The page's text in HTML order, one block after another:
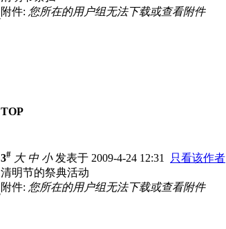
附件: 您所在的用户组无法下载或查看附件
TOP
3# 大 中 小发表于 2009-4-24 12:31
只看该作者
清明节的祭典活动
附件: 您所在的用户组无法下载或查看附件